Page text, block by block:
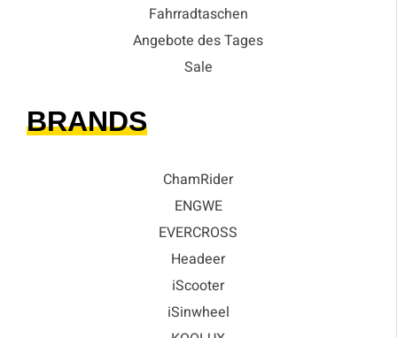
Fahrradtaschen
Angebote des Tages
Sale
BRANDS
ChamRider
ENGWE
EVERCROSS
Headeer
iScooter
iSinwheel